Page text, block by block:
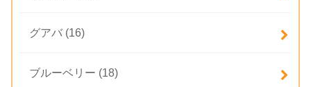
グアバ (16)
ブルーベリー (18)